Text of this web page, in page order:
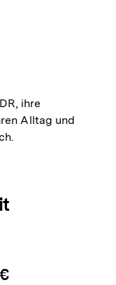
ihre
Alltag und